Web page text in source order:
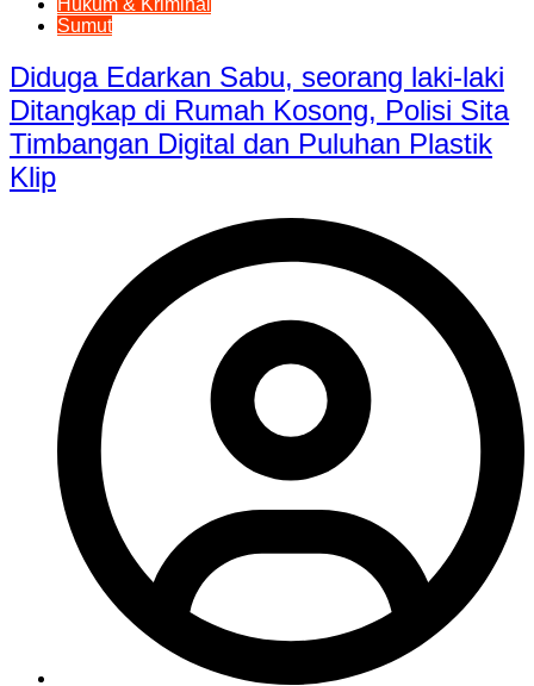
Hukum & Kriminal
Sumut
Diduga Edarkan Sabu, seorang laki-laki
Ditangkap di Rumah Kosong, Polisi Sita
Timbangan Digital dan Puluhan Plastik
Klip